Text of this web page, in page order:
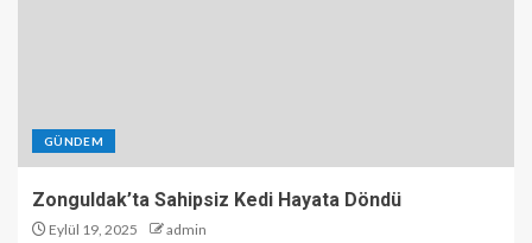
GÜNDEM
Zonguldak’ta Sahipsiz Kedi Hayata Döndü
Eylül 19, 2025 admin